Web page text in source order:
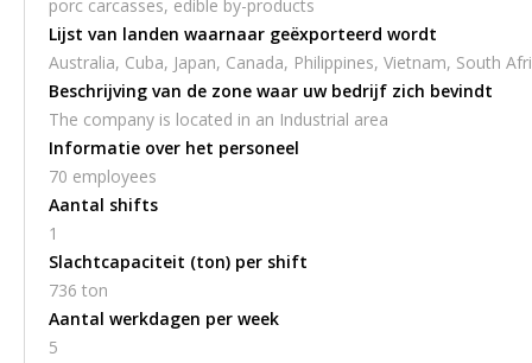
porc carcasses, edible by-products
Lijst van landen waarnaar geëxporteerd wordt
Australia, Cuba, Japan, Canada, Philippines, Vietnam, South
Beschrijving van de zone waar uw bedrijf zich bevindt
The company is located in an Industrial area
Informatie over het personeel
70 employees
Aantal shifts
1
Slachtcapaciteit (ton) per shift
736 ton
Aantal werkdagen per week
5